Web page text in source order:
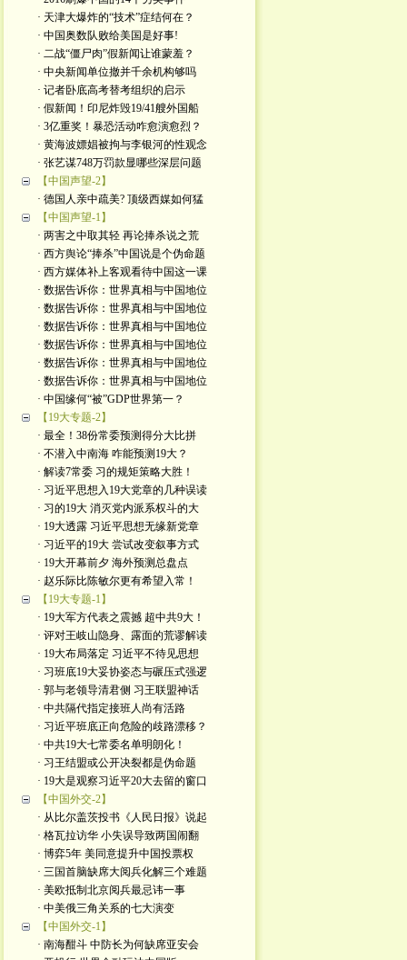
· 天津大爆炸的“技术”症结何在？
· 中国奥数队败给美国是好事!
· 二战“僵尸肉”假新闻让谁蒙羞？
· 中央新闻单位撤并千余机构够吗
· 记者卧底高考替考组织的启示
· 假新闻！印尼炸毁19/41艘外国船
· 3亿重奖！暴恐活动咋愈演愈烈？
· 黄海波嫖娼被拘与李银河的性观念
· 张艺谋748万罚款显哪些深层问题
【中国声望-2】
· 德国人亲中疏美? 顶级西媒如何猛
【中国声望-1】
· 两害之中取其轻 再论捧杀说之荒
· 西方舆论“捧杀”中国说是个伪命题
· 西方媒体补上客观看待中国这一课
· 数据告诉你：世界真相与中国地位
· 数据告诉你：世界真相与中国地位
· 数据告诉你：世界真相与中国地位
· 数据告诉你：世界真相与中国地位
· 数据告诉你：世界真相与中国地位
· 数据告诉你：世界真相与中国地位
· 中国缘何“被”GDP世界第一？
【19大专题-2】
· 最全！38份常委预测得分大比拼
· 不潜入中南海 咋能预测19大？
· 解读7常委 习的规矩策略大胜！
· 习近平思想入19大党章的几种误读
· 习的19大 消灭党内派系权斗的大
· 19大透露 习近平思想无缘新党章
· 习近平的19大 尝试改变叙事方式
· 19大开幕前夕 海外预测总盘点
· 赵乐际比陈敏尔更有希望入常！
【19大专题-1】
· 19大军方代表之震撼 超中共9大！
· 评对王岐山隐身、露面的荒谬解读
· 19大布局落定 习近平不待见思想
· 习班底19大妥协姿态与碾压式强逻
· 郭与老领导清君侧 习王联盟神话
· 中共隔代指定接班人尚有活路
· 习近平班底正向危险的歧路漂移？
· 中共19大七常委名单明朗化！
· 习王结盟或公开决裂都是伪命题
· 19大是观察习近平20大去留的窗口
【中国外交-2】
· 从比尔盖茨投书《人民日报》说起
· 格瓦拉访华 小失误导致两国闹翻
· 博弈5年 美同意提升中国投票权
· 三国首脑缺席大阅兵化解三个难题
· 美欧抵制北京阅兵最忌讳一事
· 中美俄三角关系的七大演变
【中国外交-1】
· 南海酣斗 中防长为何缺席亚安会